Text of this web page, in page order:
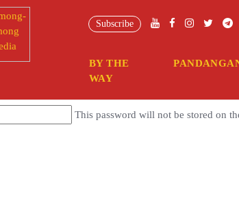
WordPress needs to access your web server.
This password will not be stored on
Subscribe
BY THE
WAY